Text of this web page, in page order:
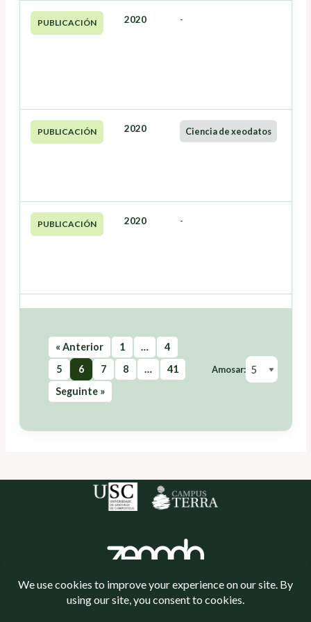
PUBLICACIÓN 2020 -
PUBLICACIÓN 2020 Ciencia de xeodatos
PUBLICACIÓN 2020 -
« Anterior 1 …
4
5
6 7 8 …
41
Seguinte »
Amosar: